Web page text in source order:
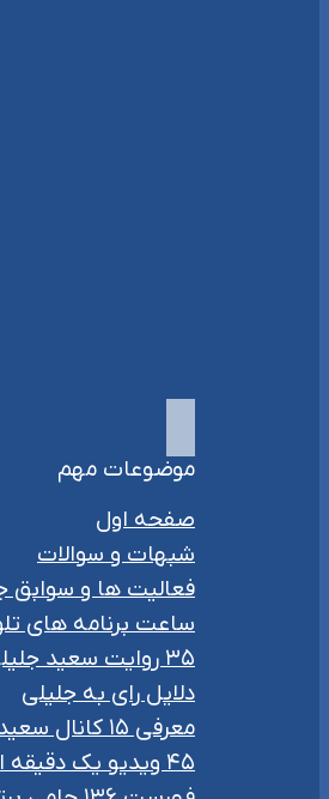
موضوعات مهم
صفحه اول
شبهات و سوالات
فعالیت ها و سوابق
ساعت برنامه های
۳۵ روایت سعید جلیلی از نگاه شخصیت‌ها
دلایل رای به جلیلی
معرفی ۱۵ کانال سعید جلیلی در ایتا
۴۵ ویدیو یک دقیقه ای برای جلیلی شناسی